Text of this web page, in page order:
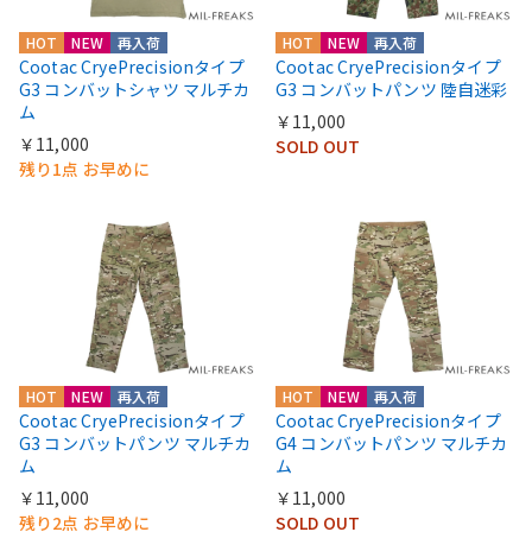
HOT NEW 再入荷
Cootac CryePrecisionタイプ
G3 コンバットシャツ マルチカ
ム
￥11,000
残り1点 お早めに
HOT NEW 再入荷
Cootac CryePrecisionタイプ
G3 コンバットパンツ 陸自迷彩
￥11,000
SOLD OUT
HOT NEW 再入荷
Cootac CryePrecisionタイプ
G3 コンバットパンツ マルチカ
ム
￥11,000
残り2点 お早めに
HOT NEW 再入荷
Cootac CryePrecisionタイプ
G4 コンバットパンツ マルチカ
ム
￥11,000
SOLD OUT